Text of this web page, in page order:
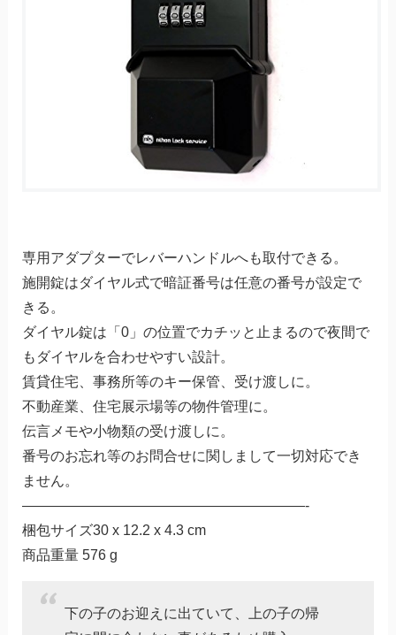
専用アダプターでレバーハンドルへも取付できる。
施開錠はダイヤル式で暗証番号は任意の番号が設定で
きる。
ダイヤル錠は「0」の位置でカチッと止まるので夜間で
もダイヤルを合わせやすい設計。
賃貸住宅、事務所等のキー保管、受け渡しに。
不動産業、住宅展示場等の物件管理に。
伝言メモや小物類の受け渡しに。
番号のお忘れ等のお問合せに関しまして一切対応でき
ません。
————————————————————-
梱包サイズ30 x 12.2 x 4.3 cm
商品重量 576 g
下の子のお迎えに出ていて、上の子の帰